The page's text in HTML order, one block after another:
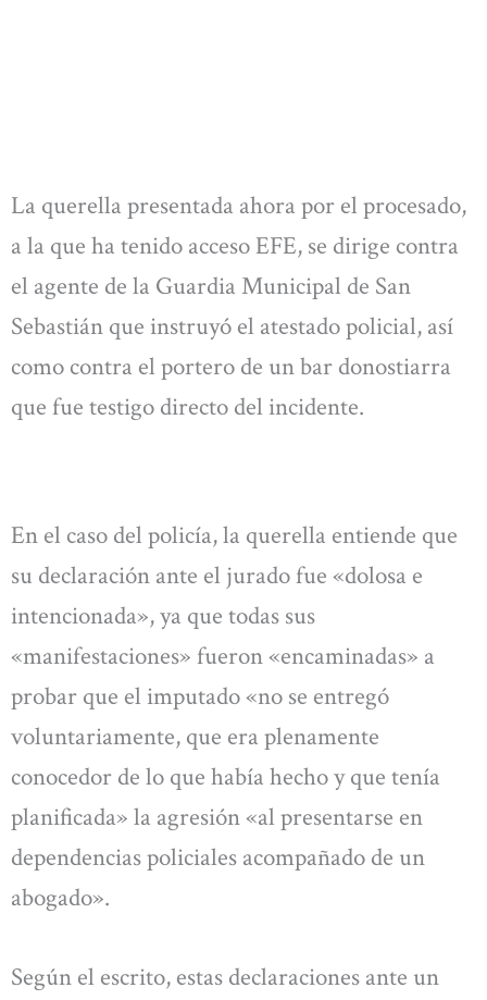
La querella presentada ahora por el procesado,
a la que ha tenido acceso EFE, se dirige contra
el agente de la Guardia Municipal de San
Sebastián que instruyó el atestado policial, así
como contra el portero de un bar donostiarra
que fue testigo directo del incidente.
En el caso del policía, la querella entiende que
su declaración ante el jurado fue «dolosa e
intencionada», ya que todas sus
«manifestaciones» fueron «encaminadas» a
probar que el imputado «no se entregó
voluntariamente, que era plenamente
conocedor de lo que había hecho y que tenía
planificada» la agresión «al presentarse en
dependencias policiales acompañado de un
abogado».
Según el escrito, estas declaraciones ante un